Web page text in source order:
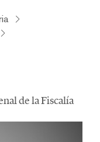
de la Fiscalía